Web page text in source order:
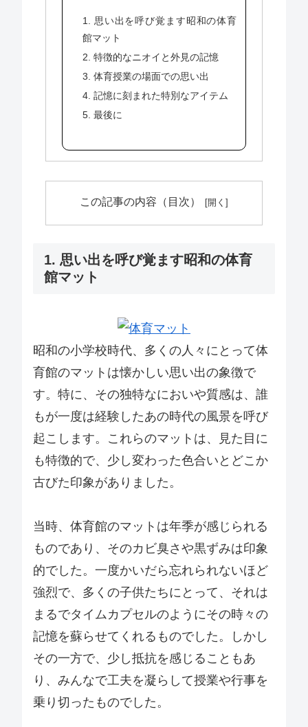
1. 思い出を呼び覚ます昭和の体育
館マット
2. 特徴的なニオイと外見の記憶
3. 体育授業の場面での思い出
4. 記憶に刻まれた特別なアイテム
5. 最後に
この記事の内容（目次）
1. 思い出を呼び覚ます昭和の体育
館マット
昭和の小学校時代、多くの人々にとって体
育館のマットは懐かしい思い出の象徴で
す。特に、その独特なにおいや質感は、誰
もが一度は経験したあの時代の風景を呼び
起こします。これらのマットは、見た目に
も特徴的で、少し変わった色合いとどこか
古びた印象がありました。
当時、体育館のマットは年季が感じられる
ものであり、そのカビ臭さや黒ずみは印象
的でした。一度かいだら忘れられないほど
強烈で、多くの子供たちにとって、それは
まるでタイムカプセルのようにその時々の
記憶を蘇らせてくれるものでした。しかし
その一方で、少し抵抗を感じることもあ
り、みんなで工夫を凝らして授業や行事を
乗り切ったものでした。